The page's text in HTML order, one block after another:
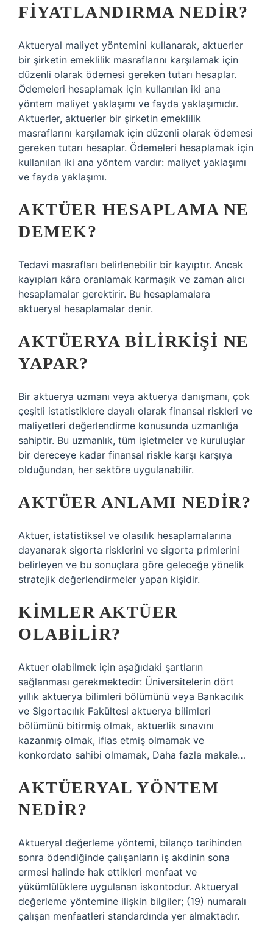
FIYATLANDIRMA NEDIR?
Aktueryal maliyet yöntemini kullanarak, aktuerler
bir şirketin emeklilik masraflarını karşılamak için
düzenli olarak ödemesi gereken tutarı hesaplar.
Ödemeleri hesaplamak için kullanılan iki ana
yöntem maliyet yaklaşımı ve fayda yaklaşımıdır.
Aktuerler, aktuerler bir şirketin emeklilik
masraflarını karşılamak için düzenli olarak ödemesi
gereken tutarı hesaplar. Ödemeleri hesaplamak için
kullanılan iki ana yöntem vardır: maliyet yaklaşımı
ve fayda yaklaşımı.
AKTÜER HESAPLAMA NE
DEMEK?
Tedavi masrafları belirlenebilir bir kayıptır. Ancak
kayıpları kâra oranlamak karmaşık ve zaman alıcı
hesaplamalar gerektirir. Bu hesaplamalara
aktueryal hesaplamalar denir.
AKTÜERYA BILIRKIŞI NE
YAPAR?
Bir aktuerya uzmanı veya aktuerya danışmanı, çok
çeşitli istatistiklere dayalı olarak finansal riskleri ve
maliyetleri değerlendirme konusunda uzmanlığa
sahiptir. Bu uzmanlık, tüm işletmeler ve kuruluşlar
bir dereceye kadar finansal riskle karşı karşıya
olduğundan, her sektöre uygulanabilir.
AKTÜER ANLAMI NEDIR?
Aktuer, istatistiksel ve olasılık hesaplamalarına
dayanarak sigorta risklerini ve sigorta primlerini
belirleyen ve bu sonuçlara göre geleceğe yönelik
stratejik değerlendirmeler yapan kişidir.
KIMLER AKTÜER
OLABILIR?
Aktuer olabilmek için aşağıdaki şartların
sağlanması gerekmektedir: Üniversitelerin dört
yıllık aktuerya bilimleri bölümünü veya Bankacılık
ve Sigortacılık Fakültesi aktuerya bilimleri
bölümünü bitirmiş olmak, aktuerlik sınavını
kazanmış olmak, iflas etmiş olmamak ve
konkordato sahibi olmamak, Daha fazla makale…
AKTÜERYAL YÖNTEM
NEDIR?
Aktueryal değerleme yöntemi, bilanço tarihinden
sonra ödendiğinde çalışanların iş akdinin sona
ermesi halinde hak ettikleri menfaat ve
yükümlülüklere uygulanan iskontodur. Aktueryal
değerleme yöntemine ilişkin bilgiler; (19) numaralı
çalışan menfaatleri standardında yer almaktadır.